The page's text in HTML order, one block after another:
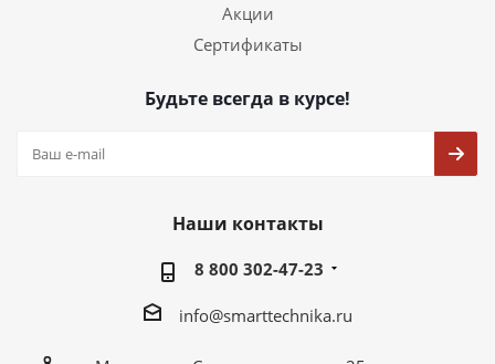
Акции
Сертификаты
Будьте всегда в курсе!
Наши контакты
8 800 302-47-23
info@smarttechnika.ru